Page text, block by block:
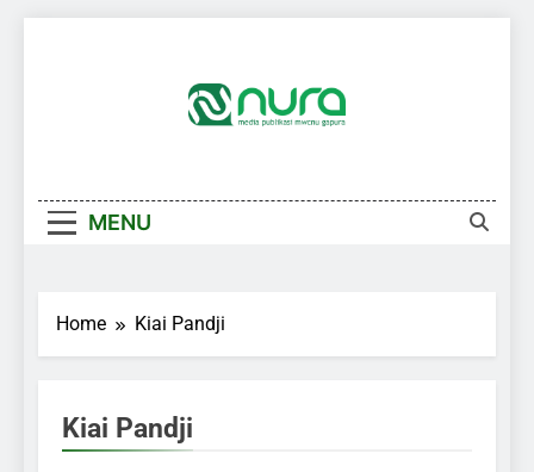
MENU
Home Kiai Pandji
Kiai Pandji
BERITA
UTAMA